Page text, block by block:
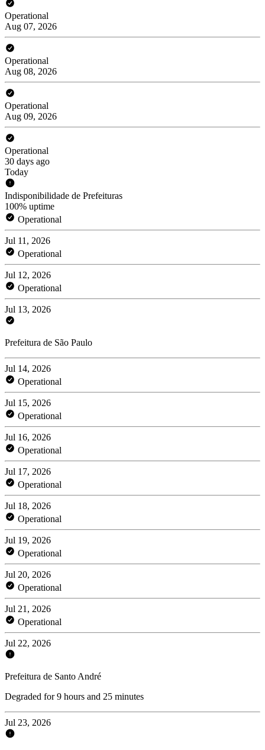
Operational
Aug 07, 2026
Operational
Aug 08, 2026
Operational
Aug 09, 2026
Operational
30 days ago
Today
Indisponibilidade de Prefeituras
100% uptime
Operational
Jul 11, 2026
Operational
Jul 12, 2026
Operational
Jul 13, 2026
Prefeitura de São Paulo
Jul 14, 2026
Operational
Jul 15, 2026
Operational
Jul 16, 2026
Operational
Jul 17, 2026
Operational
Jul 18, 2026
Operational
Jul 19, 2026
Operational
Jul 20, 2026
Operational
Jul 21, 2026
Operational
Jul 22, 2026
Prefeitura de Santo André
Degraded for 9 hours and 25 minutes
Jul 23, 2026